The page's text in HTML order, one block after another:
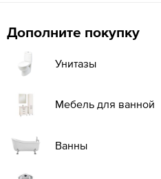
Дополните покупку
Унитазы
Мебель для ванной
Ванны